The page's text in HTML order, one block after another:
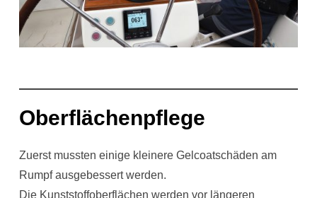
Oberflächenpflege
Zuerst mussten einige kleinere Gelcoatschäden am
Rumpf ausgebessert werden.
Die Kunststoffoberflächen werden vor längeren